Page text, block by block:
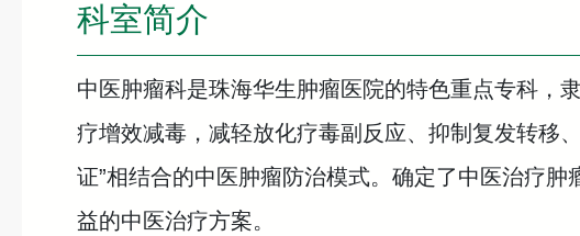
科室简介
中医肿瘤科是珠海华生肿瘤医院的特色重点专科，
疗增效减毒，减轻放化疗毒副反应、抑制复发转移
证”相结合的中医肿瘤防治模式。确定了中医治疗
益的中医治疗方案。